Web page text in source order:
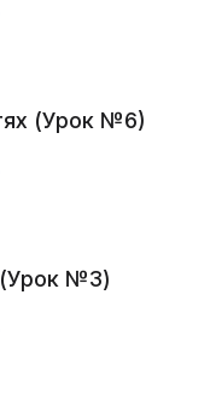
(Урок №6)
№3)